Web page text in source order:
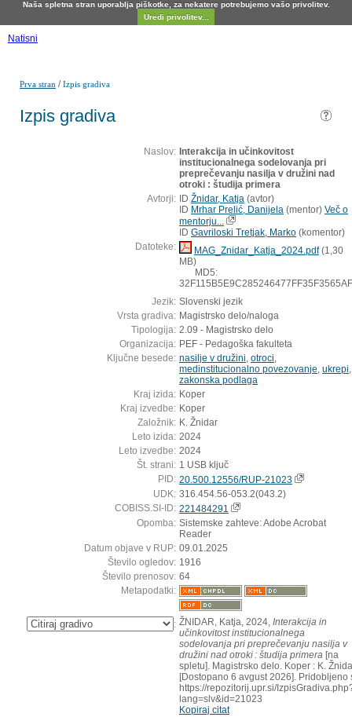
Naša spletna stran uporablja piškotke, za nekatere potrebujemo vašo privolitev.
Uredi privolitev...
Natisni
Prva stran /Izpis gradiva
Izpis gradiva
Naslov: Interakcija in učinkovitost
institucionalnega sodelovanja pri
preprečevanju nasilja v družini nad
otroki : študija primera
Avtorji: ID Žnidar, Katja (avtor)
ID Mrhar Prelić, Danijela (mentor) Več o
mentorju...
ID Gavriloski Tretjak, Marko (komentor)
Datoteke:
MAG_Znidar_Katja_2024.pdf(1,30
MB)
MD5:
Jezik: Slovenski jezik
Vrsta gradiva: Magistrsko delo/naloga
Tipologija: 2.09 - Magistrsko delo
Organizacija: PEF - Pedagoška fakulteta
Ključne besede: nasilje v družini otroci
medinstitucionalno povezovanje ukrepi
zakonska podlaga
Kraj izida: Koper
Kraj izvedbe: Koper
Založnik: K. Žnidar
Leto izida: 2024
Leto izvedbe: 2024
Št. strani: 1 USB ključ
PID: 20.500.12556/RUP-21023
UDK: 316.454.56-053.2(043.2)
COBISS.SI-ID: 221484291
Opomba: Sistemske zahteve: Adobe Acrobat
Reader
Datum objave v RUP: 09.01.2025
Število ogledov: 1916
Število prenosov: 64
Metapodatki:
: ŽNIDAR, Katja, 2024, Interakcija in
učinkovitost institucionalnega
sodelovanja pri preprečevanju nasilja v
družini nad otroki : študija primera [na
spletu]. Magistrsko delo. Koper : K.
[Dostopano 6 avgust 2026]. Pridobljeno
https://repozitorij.upr.si/
lang=slv&id=21023
Kopiraj citat